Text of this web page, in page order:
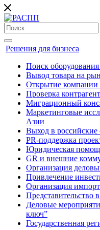
Решения для бизнеса
Поиск
Вывод товара на
Открытие компании
Проверка
Миграционный
Маркетинговые
Азии
Выход в российские
PR-поддержка
Юридическая
GR и внешние
Организация
Привлечение
Организация
Представительство
Деловые
ключ”
Государственная